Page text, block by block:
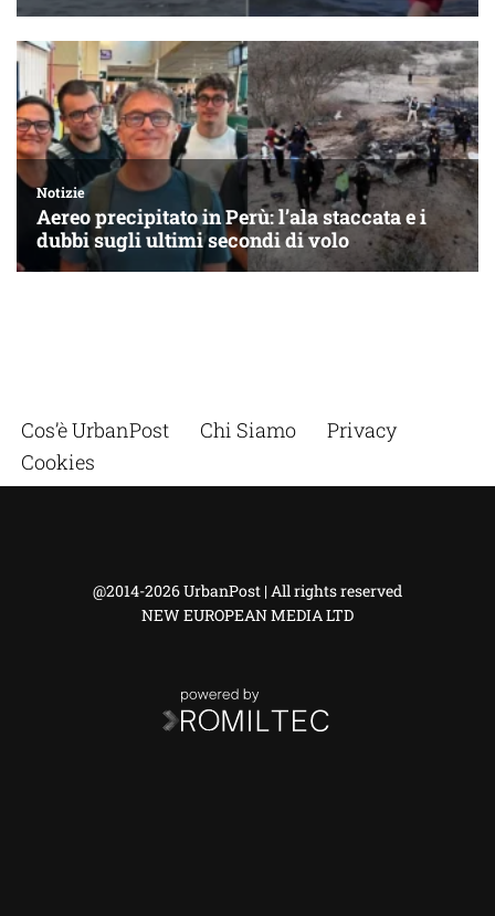
Cos’è UrbanPost Chi Siamo
Privacy
Cookies
@2014-2026 UrbanPost | All rights reserved
NEW EUROPEAN MEDIA LTD